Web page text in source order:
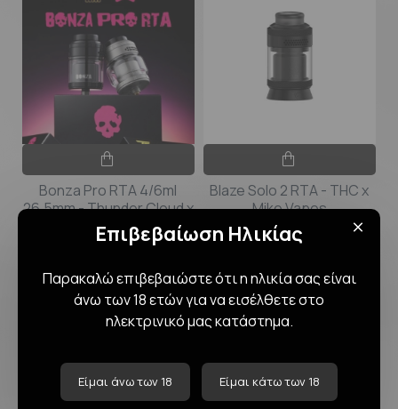
Επιβεβαίωση Ηλικίας
Παρακαλώ επιβεβαιώστε ότι η ηλικία σας είναι
άνω των 18 ετών για να εισέλθετε στο
ηλεκτρινικό μας κατάστημα.
Είμαι άνω των 18 Είμαι κάτω των 18
Bonza Pro RTA 4/6ml
26.5mm - Thunder Cloud x
Vaping Bogan
42,00€
Blaze Solo 2 RTA - THC x
Mike Vapes
42,00€